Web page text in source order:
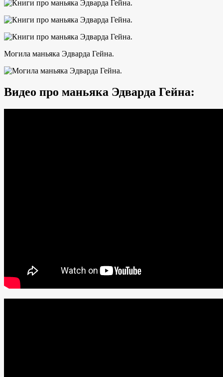
Могила маньяка Эдварда Гейна.
Видео про маньяка Эдварда Гейна: